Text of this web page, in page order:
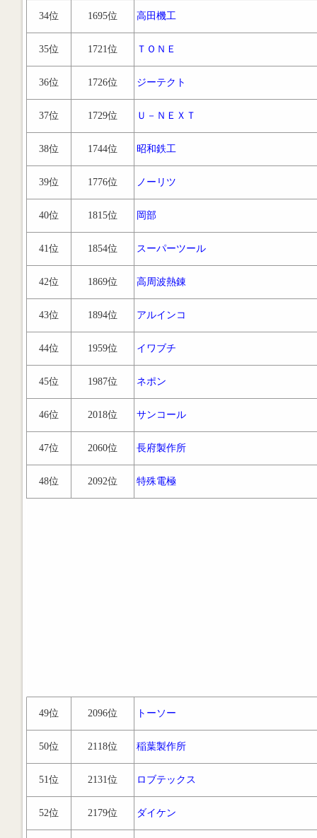
34位 1695位 高田機工
35位 1721位 ＴＯＮＥ
36位 1726位 ジーテクト
37位 1729位 Ｕ－ＮＥＸＴ
38位 1744位 昭和鉄工
39位 1776位 ノーリツ
40位 1815位 岡部
41位 1854位 スーパーツール
42位 1869位 高周波熱錬
43位 1894位 アルインコ
44位 1959位 イワブチ
45位 1987位 ネポン
46位 2018位 サンコール
47位 2060位 長府製作所
48位 2092位 特殊電極
49位 2096位 トーソー
50位 2118位 稲葉製作所
51位 2131位 ロブテックス
52位 2179位 ダイケン